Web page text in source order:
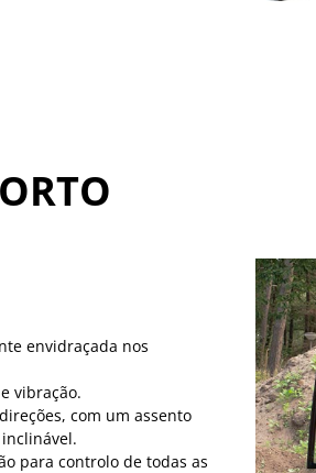
envidraçada nos
vibração.
com um assento
para controlo de todas as